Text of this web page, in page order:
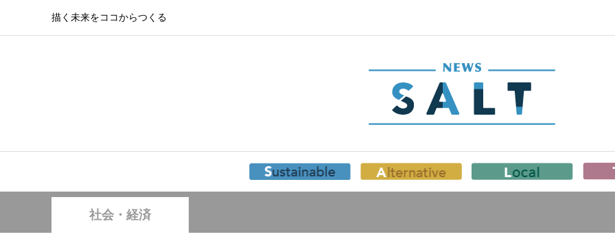
描く未来をココからつくる
社会・経済